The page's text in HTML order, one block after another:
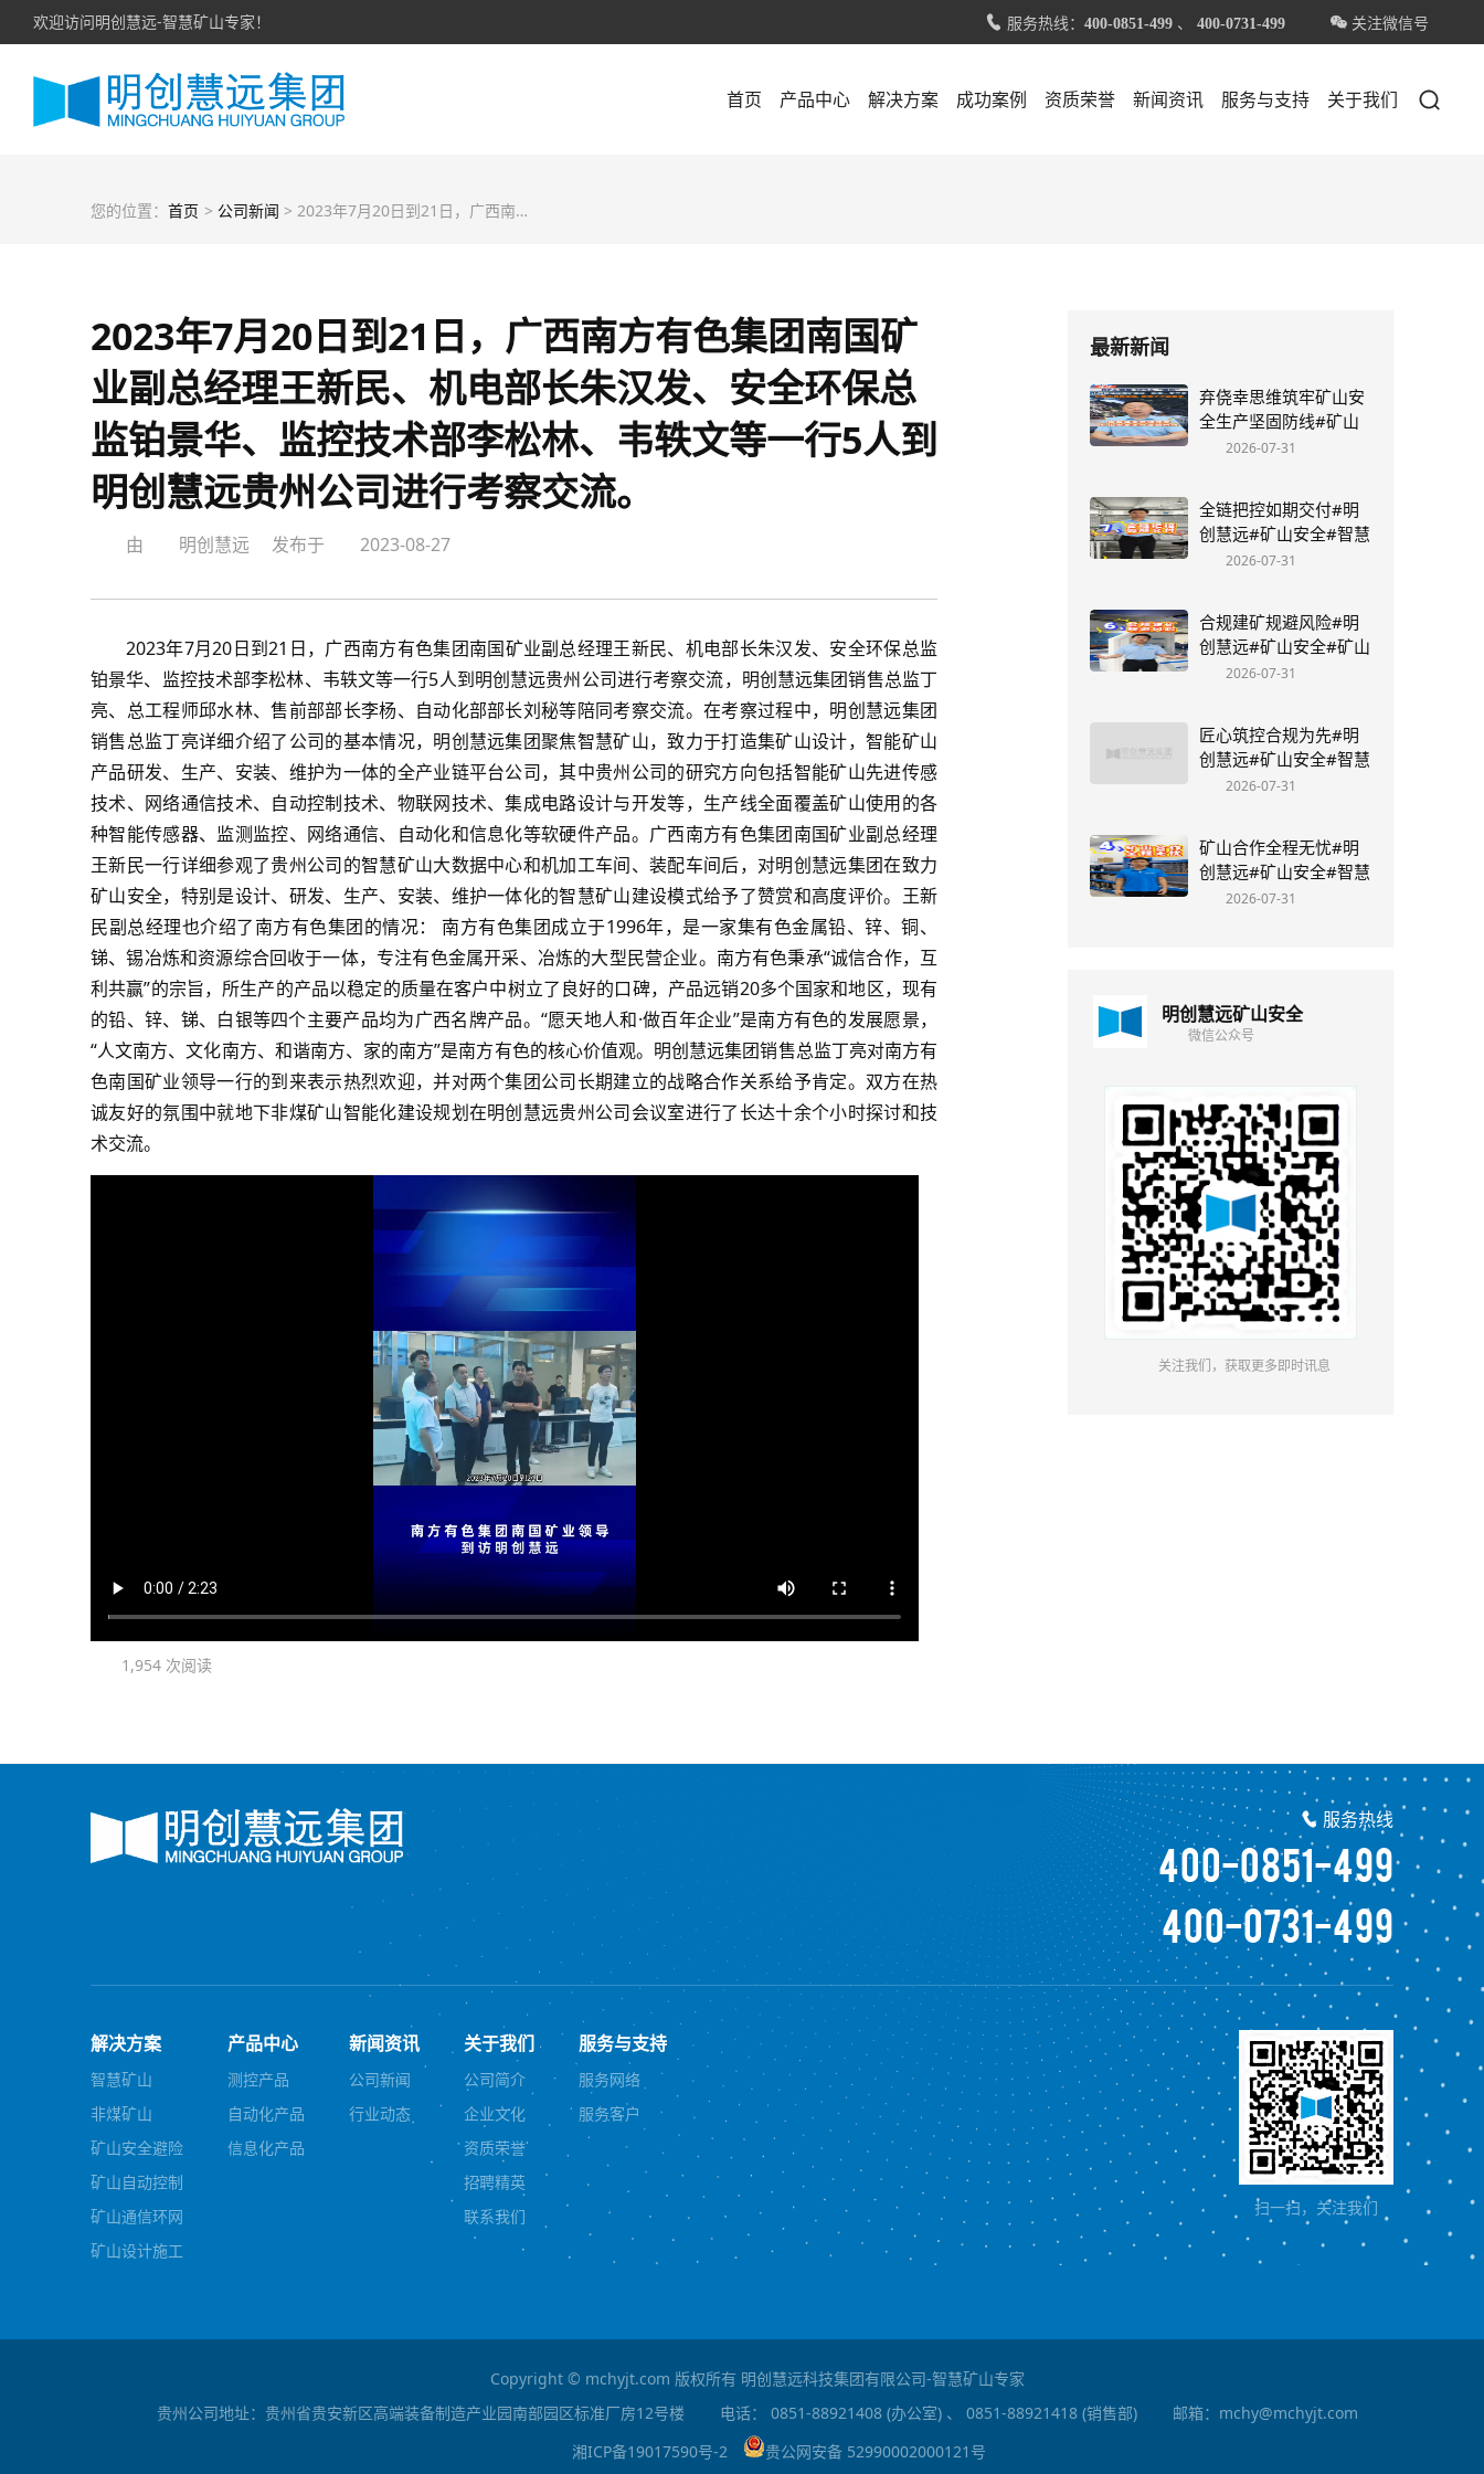
欢迎访问明创慧远-智慧矿山专家！  服务热线： 400-0851-499 、 400-0731-499  关注微信号
首页 产品中心 解决方案 成功案例 资质荣誉 新闻资讯 服务与支持 关于我们 
您的位置： 首页 > 公司新闻 > 2023年7月20日到21日，广西南方有色集团南国矿业副总经理王新民、机电部长朱汉发、安全环保总监铂景华、监控技术部李松林、韦轶文等一行5人到明创慧远贵州公司进行考察交流。
2023年7月20日到21日，广西南方有色集团南国矿
业副总经理王新民、机电部长朱汉发、安全环保总
监铂景华、监控技术部李松林、韦轶文等一行5人到
明创慧远贵州公司进行考察交流。
由 明创慧远 发布于 2023-08-27
2023年7月20日到21日，广西南方有色集团南国矿业副总经理王新民、机电部长朱汉发、安全环保总监
铂景华、监控技术部李松林、韦轶文等一行5人到明创慧远贵州公司进行考察交流，明创慧远集团销售总监丁
亮、总工程师邱水林、售前部部长李杨、自动化部部长刘秘等陪同考察交流。在考察过程中，明创慧远集团
销售总监丁亮详细介绍了公司的基本情况，明创慧远集团聚焦智慧矿山，致力于打造集矿山设计，智能矿山
产品研发、生产、安装、维护为一体的全产业链平台公司，其中贵州公司的研究方向包括智能矿山先进传感
技术、网络通信技术、自动控制技术、物联网技术、集成电路设计与开发等，生产线全面覆盖矿山使用的各
种智能传感器、监测监控、网络通信、自动化和信息化等软硬件产品。广西南方有色集团南国矿业副总经理
王新民一行详细参观了贵州公司的智慧矿山大数据中心和机加工车间、装配车间后，对明创慧远集团在致力
矿山安全，特别是设计、研发、生产、安装、维护一体化的智慧矿山建设模式给予了赞赏和高度评价。王新
民副总经理也介绍了南方有色集团的情况： 南方有色集团成立于1996年，是一家集有色金属铅、锌、铜、
锑、锡冶炼和资源综合回收于一体，专注有色金属开采、冶炼的大型民营企业。南方有色秉承“诚信合作，互
利共赢”的宗旨，所生产的产品以稳定的质量在客户中树立了良好的口碑，产品远销20多个国家和地区，现有
的铅、锌、锑、白银等四个主要产品均为广西名牌产品。“愿天地人和·做百年企业”是南方有色的发展愿景，
“人文南方、文化南方、和谐南方、家的南方”是南方有色的核心价值观。明创慧远集团销售总监丁亮对南方有
色南国矿业领导一行的到来表示热烈欢迎，并对两个集团公司长期建立的战略合作关系给予肯定。双方在热
诚友好的氛围中就地下非煤矿山智能化建设规划在明创慧远贵州公司会议室进行了长达十余个小时探讨和技
术交流。
1,954 次阅读
最新新闻
弃侥幸思维筑牢矿山安
全生产坚固防线#矿山
安全#明创慧远#丁明宏
2026-07-31
全链把控如期交付#明
创慧远#矿山安全#智慧
矿山#矿山设计、施工
2026-07-31
合规建矿规避风险#明
创慧远#矿山安全#矿山
安全避险六大系统#丁
2026-07-31
匠心筑控合规为先#明
创慧远#矿山安全#智慧
矿山#矿山设计#矿山施
2026-07-31
矿山合作全程无忧#明
创慧远#矿山安全#智慧
矿山#矿山设计#矿山施
2026-07-31
明创慧远矿山安全
微信公众号
关注我们，获取更多即时讯息
 服务热线
400-0851-499
400-0731-499
解决方案
智慧矿山
非煤矿山
矿山安全避险
矿山自动控制
矿山通信环网
矿山设计施工
产品中心
测控产品
自动化产品
信息化产品
新闻资讯
公司新闻
行业动态
关于我们
公司简介
企业文化
资质荣誉
招聘精英
联系我们
服务与支持
服务网络
服务客户
扫一扫，关注我们
Copyright © mchyjt.com 版权所有 明创慧远科技集团有限公司-智慧矿山专家
贵州公司地址：贵州省贵安新区高端装备制造产业园南部园区标准厂房12号楼 电话： 0851-88921408 (办公室) 、 0851-88921418 (销售部)
邮箱：mchy@mchyjt.com
湘ICP备19017590号-2
贵公网安备 52990002000121号